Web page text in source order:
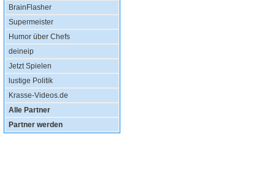
BrainFlasher
Supermeister
Humor über Chefs
deineip
Jetzt Spielen
lustige Politik
Krasse-Videos.de
Alle Partner
Partner werden